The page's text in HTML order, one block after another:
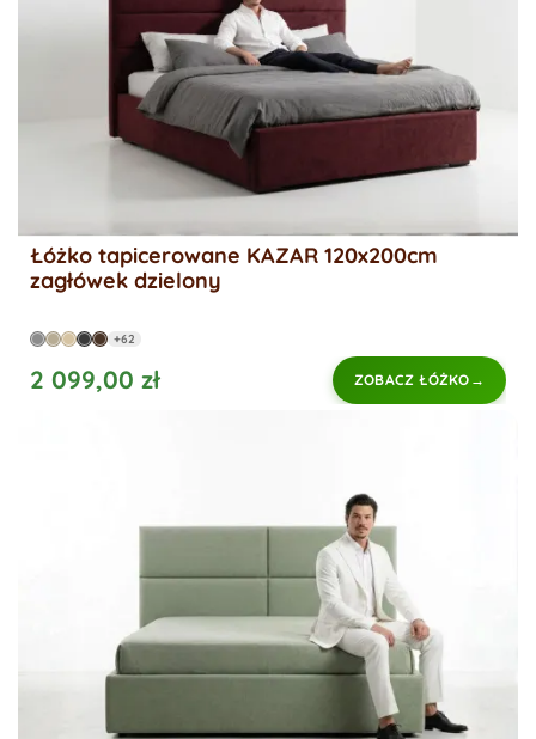
Łóżko tapicerowane KAZAR 120x200cm
zagłówek dzielony
+62
2 099,00 zł ZOBACZ ŁÓŻKO